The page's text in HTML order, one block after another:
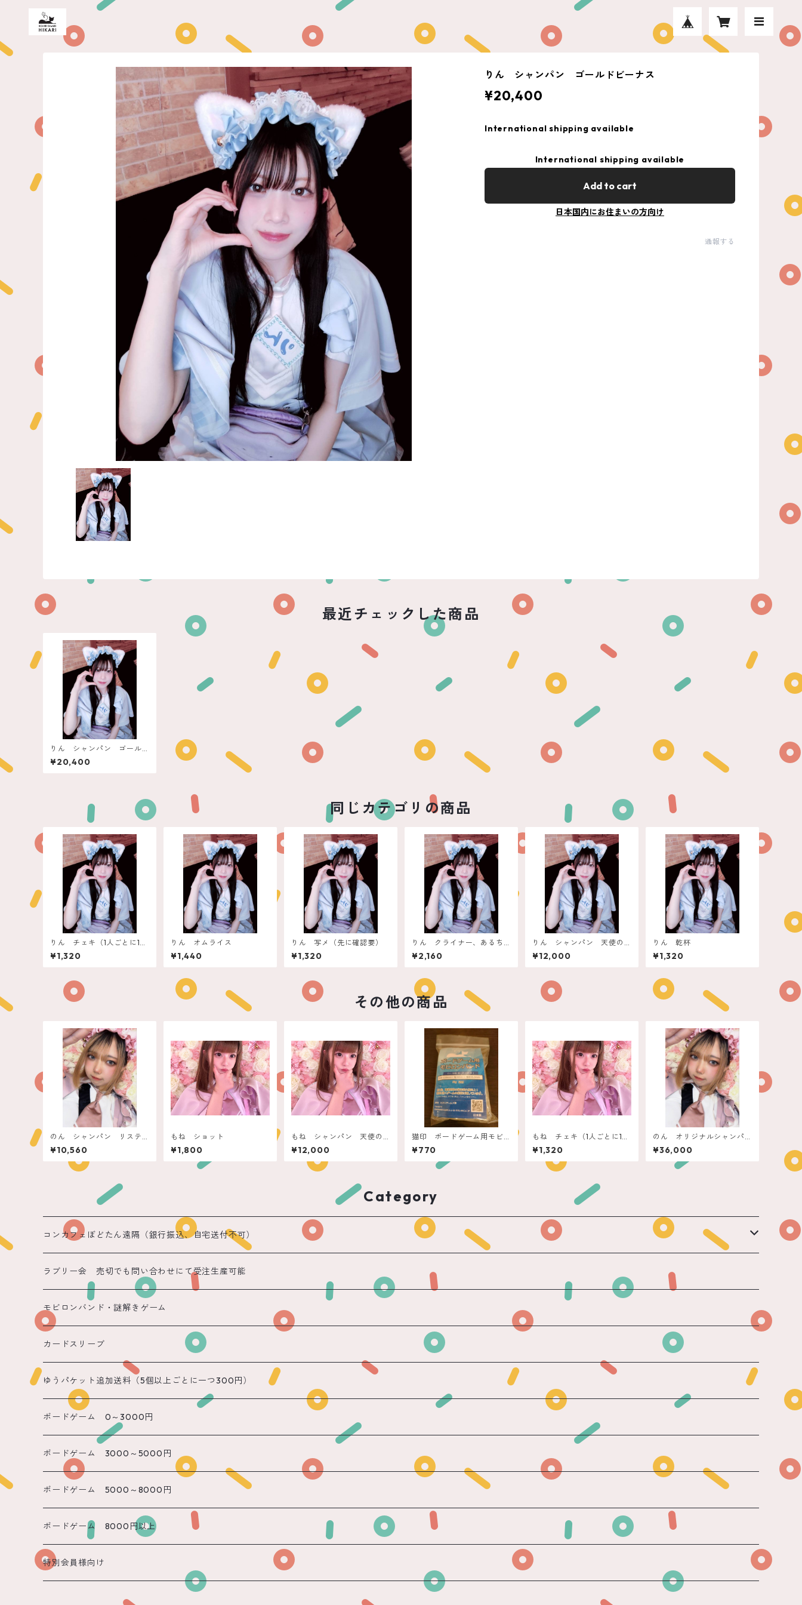
りん シャンパン ゴールドビーナス
¥20,400
International shipping available
International shipping available
Add to cart
日本国内にお住まいの方向け
通報する
最近チェックした商品
りん シャンパン ゴール
ドビーナス
¥20,400
同じカテゴリの商品
りん チェキ（1人ごとに1
つ）
¥1,320
りん オムライス
¥1,440
りん 写メ（先に確認要）
¥1,320
りん クライナー、あるち
ゅーる
¥2,160
りん シャンパン 天使の
アスティ
¥12,000
りん 乾杯
¥1,320
その他の商品
のん シャンパン リステ
ル
¥10,560
もね ショット
¥1,800
もね シャンパン 天使の
アスティ
¥12,000
猫印 ボードゲーム用モビ
ロンバンド（小～中箱用）
新型 透明 50ｇ
¥770
もね チェキ（1人ごとに1
つ）
¥1,320
のん オリジナルシャンパ
ン
¥36,000
Category
コンカフェぼどたん遠隔（銀行振込、自宅送付不可）
遠隔 ちほまる
遠隔 ねこ
遠隔 あまね
遠隔 りん
遠隔 のん
遠隔 かのん
遠隔 もね
ラブリー会 売切でも問い合わせにて受注生産可能
モビロンバンド・謎解きゲーム
カードスリーブ
ゆうパケット追加送料（5個以上ごとに一つ300円）
ボードゲーム 0～3000円
ボードゲーム 3000～5000円
ボードゲーム 5000～8000円
ボードゲーム 8000円以上
特別会員様向け